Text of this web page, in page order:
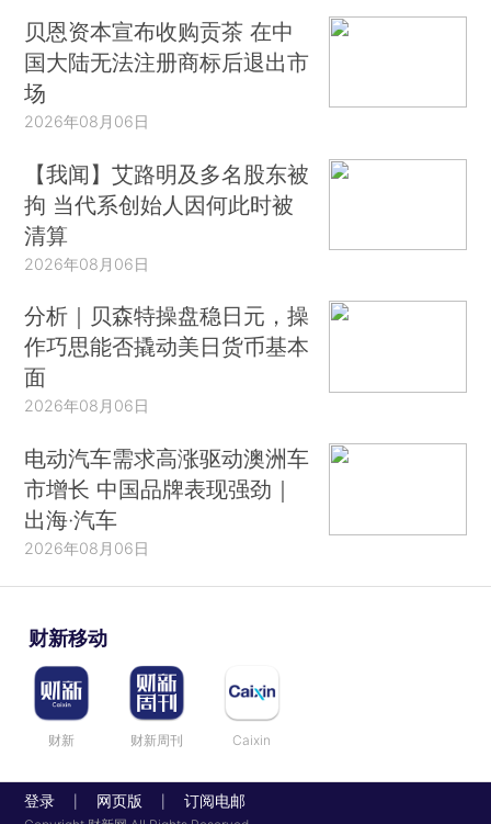
贝恩资本宣布收购贡茶 在中
国大陆无法注册商标后退出市
场
2026年08月06日
【我闻】艾路明及多名股东被
拘 当代系创始人因何此时被
清算
2026年08月06日
分析｜贝森特操盘稳日元，操
作巧思能否撬动美日货币基本
面
2026年08月06日
电动汽车需求高涨驱动澳洲车
市增长 中国品牌表现强劲｜
出海·汽车
2026年08月06日
财新移动
财新 财新周刊 Caixin
登录 网页版 订阅电邮